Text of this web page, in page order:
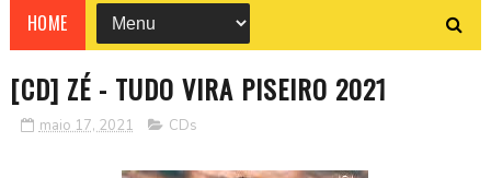
HOME
[CD] ZÉ - TUDO VIRA PISEIRO 2021
maio 17, 2021 CDs